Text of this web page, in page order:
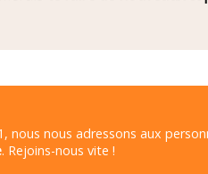
nous nous adressons aux
. Rejoins-nous vite !